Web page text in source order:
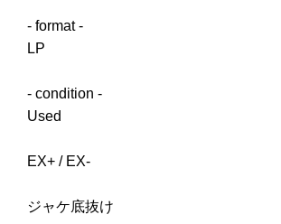
- format -
LP
- condition -
Used
EX+ / EX-
ジャケ底抜け